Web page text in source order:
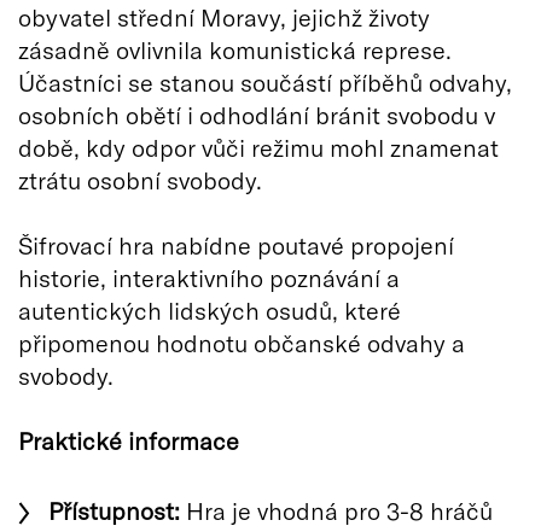
obyvatel střední Moravy, jejichž životy
zásadně ovlivnila komunistická represe.
Účastníci se stanou součástí příběhů odvahy,
osobních obětí i odhodlání bránit svobodu v
době, kdy odpor vůči režimu mohl znamenat
ztrátu osobní svobody.
Šifrovací hra nabídne poutavé propojení
historie, interaktivního poznávání a
autentických lidských osudů, které
připomenou hodnotu občanské odvahy a
svobody.
Praktické informace
Přístupnost: Hra je vhodná pro 3-8 hráčů